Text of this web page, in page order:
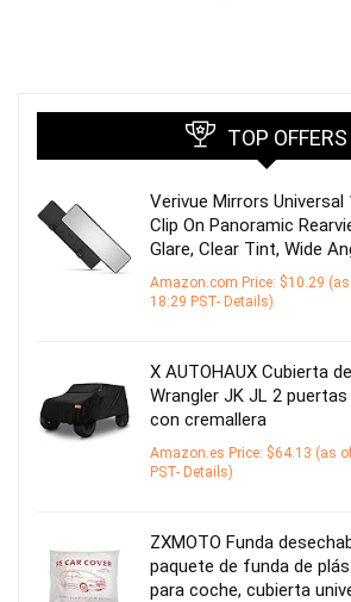
TOP OFFERS
Verivue Mirrors
Clip On Panoramic
Glare, Clear Tint, Wide
Amazon.com Price: $10.29
18:29 PST- Details)
X AUTOHAUX Cubierta
Wrangler JK JL 2
con cremallera
Amazon.es Price: $64.13 (as
PST- Details)
ZXMOTO Funda
paquete de funda de
para coche, cubierta